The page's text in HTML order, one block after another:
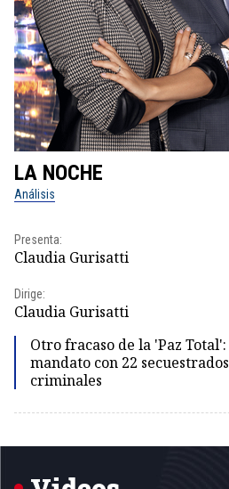
LA NOCHE
Análisis
Presenta:
Claudia Gurisatti
Dirige:
Claudia Gurisatti
Otro fracaso de la 'Paz
mandato con 22
criminales
1